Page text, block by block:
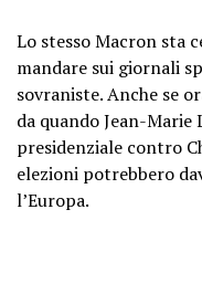
Lo stesso Macron sta
mandare sui giornali
sovraniste. Anche se
da quando Jean-
presidenziale contro
elezioni potrebbero
l’Europa.